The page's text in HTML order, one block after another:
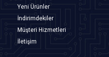
Yeni Ürünler
İndirimdekiler
Müşteri Hizmetleri
İletişim